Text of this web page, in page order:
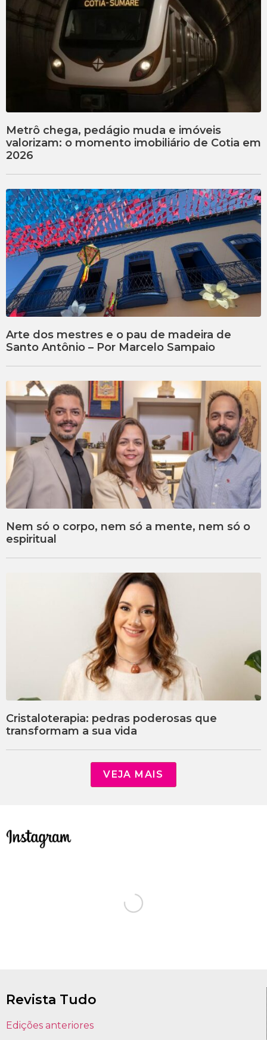
Metrô chega, pedágio muda e imóveis
valorizam: o momento imobiliário de Cotia em
2026
Arte dos mestres e o pau de madeira de
Santo Antônio – Por Marcelo Sampaio
Nem só o corpo, nem só a mente, nem só o
espiritual
Cristaloterapia: pedras poderosas que
transformam a sua vida
VEJA MAIS
Revista Tudo
Edições anteriores